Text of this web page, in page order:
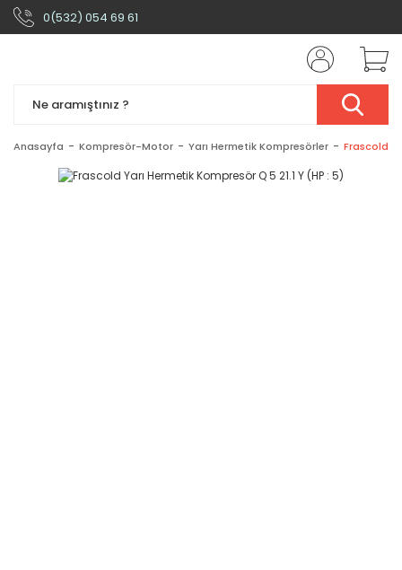
0(532) 054 69 61
Anasayfa Kompresör-Motor Yarı Hermetik Kompresörler Frascold